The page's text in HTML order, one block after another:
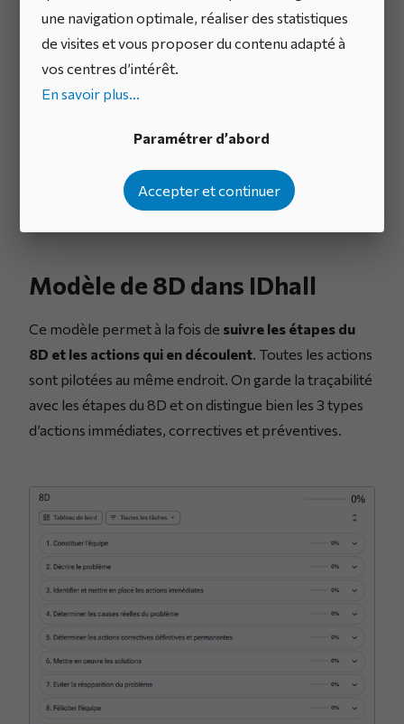
une navigation optimale, réaliser des statistiques
de visites et vous proposer du contenu adapté à
vos centres d’intérêt.
En savoir plus...
Paramétrer d’abord
Accepter et continuer
analyseset lepilotage des actions dans la durée
tout en contribuant àcapitaliser les retours
d’expérience
Modèle de 8D dans IDhall
Ce modèle permet à la fois de suivre les étapes du
8D et les actions qui en découlent. Toutes les actions
sont pilotées au même endroit. On garde la traçabilité
avec les étapes du 8D et on distingue bien les 3 types
d’actions immédiates, correctives et préventives.